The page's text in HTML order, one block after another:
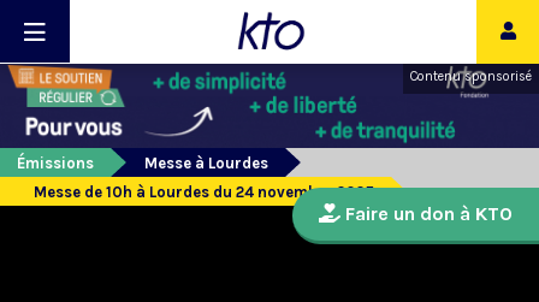
Contenu sponsorisé
Émissions
Messe à Lourdes
Messe de 10h à Lourdes du 24 novembre 2025
Faire un don à KTO